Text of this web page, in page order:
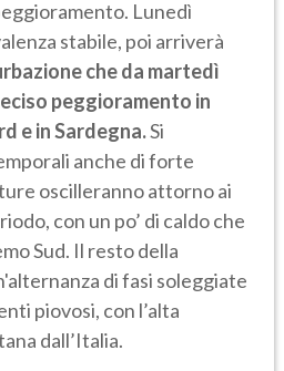
Lunedì
stabile, poi arriverà
che da martedì
peggioramento in
e in Sardegna.Si
anche di forte
oscilleranno attorno ai
con un po’ di caldo che
Sud. Il resto della
di fasi soleggiate
piovosi, con l’alta
dall’Italia.